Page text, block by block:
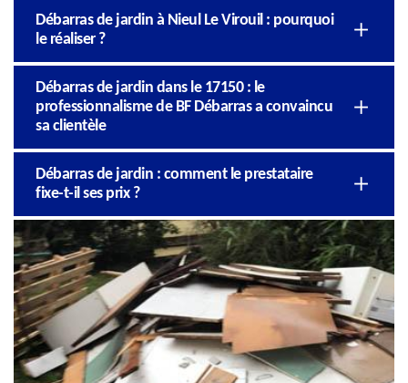
Débarras de jardin à Nieul Le Virouil : pourquoi
le réaliser ?
Débarras de jardin dans le 17150 : le
professionnalisme de BF Débarras a convaincu
sa clientèle
Débarras de jardin : comment le prestataire
fixe-t-il ses prix ?